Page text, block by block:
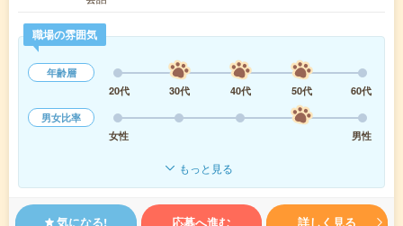
職場の雰囲気
年齢層
20代
30代 40代 50代
60代
男女比率
女性
男性
もっと見る
気になる! 応募へ進む 詳しく見る